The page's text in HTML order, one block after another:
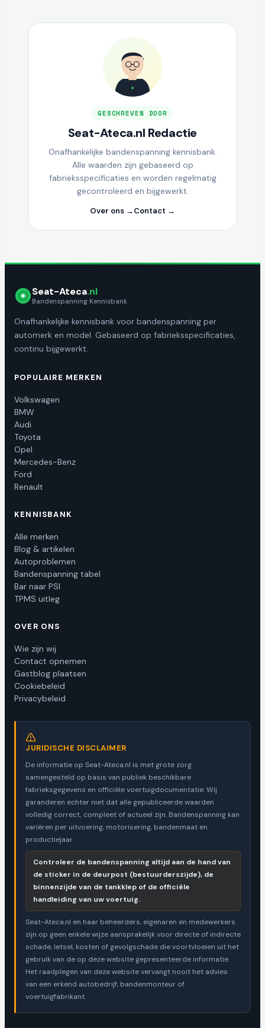
GESCHREVEN DOOR
Seat-Ateca.nl Redactie
Onafhankelijke bandenspanning kennisbank.
Alle waarden zijn gebaseerd op
fabrieksspecificaties en worden regelmatig
gecontroleerd en bijgewerkt.
Over ons →Contact →
Seat-Ateca.nl
Bandenspanning Kennisbank
Onafhankelijke kennisbank voor bandenspanning per
automerk en model. Gebaseerd op fabrieksspecificaties,
continu bijgewerkt.
POPULAIRE MERKEN
Volkswagen
BMW
Audi
Toyota
Opel
Mercedes-Benz
Ford
Renault
KENNISBANK
Alle merken
Blog & artikelen
Autoproblemen
Bandenspanning tabel
Bar naar PSI
TPMS uitleg
OVER ONS
Wie zijn wij
Contact opnemen
Gastblog plaatsen
Cookiebeleid
Privacybeleid
JURIDISCHE DISCLAIMER
De informatie op Seat-Ateca.nl is met grote zorg
samengesteld op basis van publiek beschikbare
fabrieksgegevens en officiële voertuigdocumentatie. Wij
garanderen echter niet dat alle gepubliceerde waarden
volledig correct, compleet of actueel zijn. Bandenspanning kan
variëren per uitvoering, motorisering, bandenmaat en
productiejaar.
Controleer de bandenspanning altijd aan de hand van
de sticker in de deurpost (bestuurderszijde), de
binnenzijde van de tankklep of de officiële
handleiding van uw voertuig.
Seat-Ateca.nl en haar beheerders, eigenaren en medewerkers
zijn op geen enkele wijze aansprakelijk voor directe of indirecte
schade, letsel, kosten of gevolgschade die voortvloeien uit het
gebruik van de op deze website gepresenteerde informatie.
Het raadplegen van deze website vervangt nooit het advies
van een erkend autobedrijf, bandenmonteur of
voertuigfabrikant.